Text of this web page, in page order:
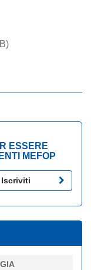
ESSERE
MEFOP
Iscriviti